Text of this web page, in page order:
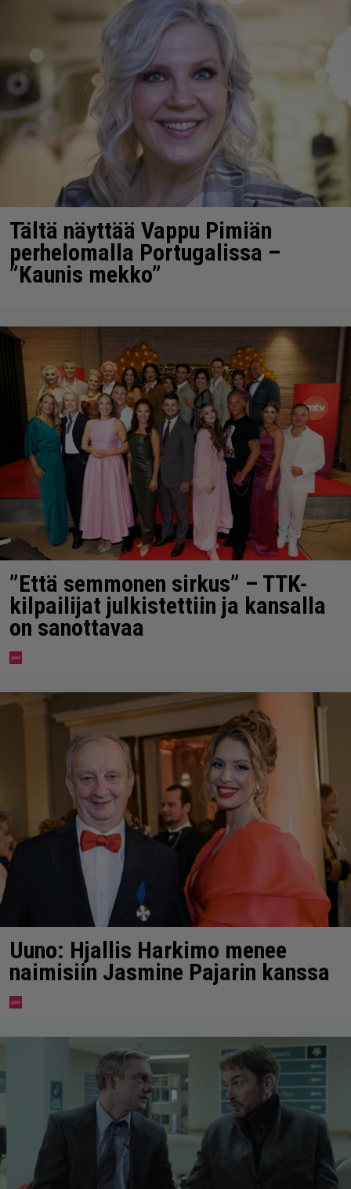
Tältä näyttää Vappu Pimiän
perhelomalla Portugalissa –
”Kaunis mekko”
”Että semmonen sirkus” – TTK-
kilpailijat julkistettiin ja kansalla
on sanottavaa
Uuno: Hjallis Harkimo menee
naimisiin Jasmine Pajarin kanssa